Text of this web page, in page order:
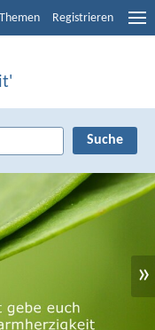
Themen Registrieren
»